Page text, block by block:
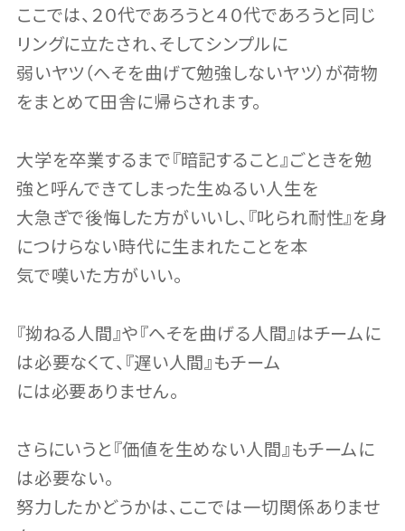
ここでは、２０代であろうと４０代であろうと同じ
リングに立たされ、そしてシンプルに
弱いヤツ（へそを曲げて勉強しないヤツ）が荷物
をまとめて田舎に帰らされます。
大学を卒業するまで『暗記すること』ごときを勉
強と呼んできてしまった生ぬるい人生を
大急ぎで後悔した方がいいし、『叱られ耐性』を身
につけらない時代に生まれたことを本
気で嘆いた方がいい。
『拗ねる人間』や『へそを曲げる人間』はチームに
は必要なくて、『遅い人間』もチーム
には必要ありません。
さらにいうと『価値を生めない人間』もチームに
は必要ない。
努力したかどうかは、ここでは一切関係ありませ